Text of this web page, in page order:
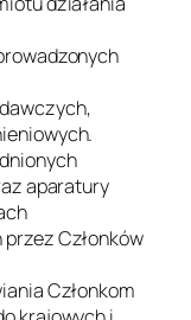
aparatury
Członków
Członkom